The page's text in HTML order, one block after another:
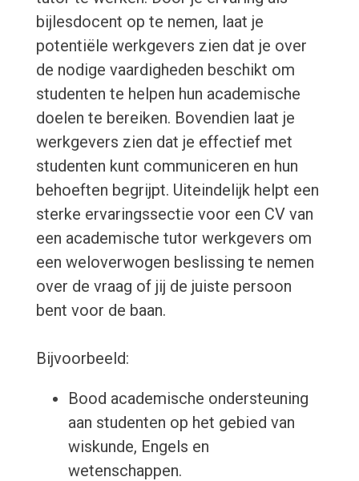
bijlesdocent op te nemen, laat je
potentiële werkgevers zien dat je over
de nodige vaardigheden beschikt om
studenten te helpen hun academische
doelen te bereiken. Bovendien laat je
werkgevers zien dat je effectief met
studenten kunt communiceren en hun
behoeften begrijpt. Uiteindelijk helpt een
sterke ervaringssectie voor een CV van
een academische tutor werkgevers om
een weloverwogen beslissing te nemen
over de vraag of jij de juiste persoon
bent voor de baan.
Bijvoorbeeld:
Bood academische ondersteuning
aan studenten op het gebied van
wiskunde, Engels en
wetenschappen.